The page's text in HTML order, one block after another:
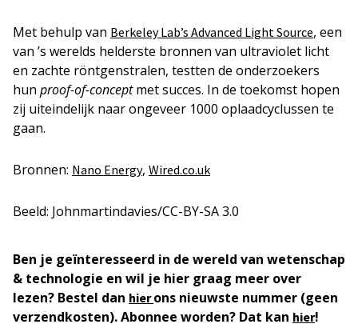
Met behulp van Berkeley Lab’s Advanced Light Source, een
van ’s werelds helderste bronnen van ultraviolet licht
en zachte röntgenstralen, testten de onderzoekers
hun proof-of-conceptmet succes. In de toekomst hopen
zij uiteindelijk naar ongeveer 1000 oplaadcyclussen te
gaan.
Bronnen: Nano Energy, Wired.co.uk
Beeld: Johnmartindavies/CC-BY-SA 3.0
Ben je geïnteresseerd in de wereld van wetenschap
& technologie en wil je hier graag meer over
lezen? Bestel dan hierons nieuwste nummer (geen
verzendkosten). Abonnee worden? Dat kan hier!